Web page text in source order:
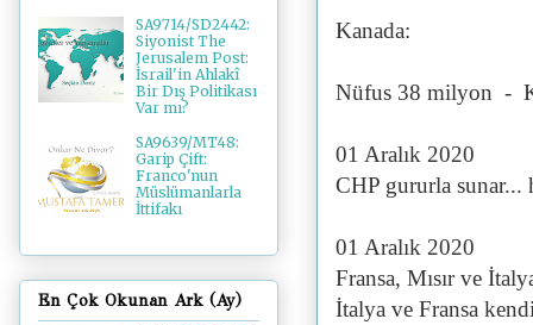
Kanada:
Nüfus 38 milyon -
01 Aralık 2020
CHP gururla sunar...
01 Aralık 2020
Fransa, Mısır ve
İtalya ve Fransa
SA9714/SD2442:
Siyonist The
Jerusalem Post:
İsrail'in Ahlakî
Bir Dış Politikası
Var mı?
SA9639/MT48:
Garip Çift:
Franco'nun
Müslümanlarla
İttifakı
En Çok Okunan Ark (Ay)